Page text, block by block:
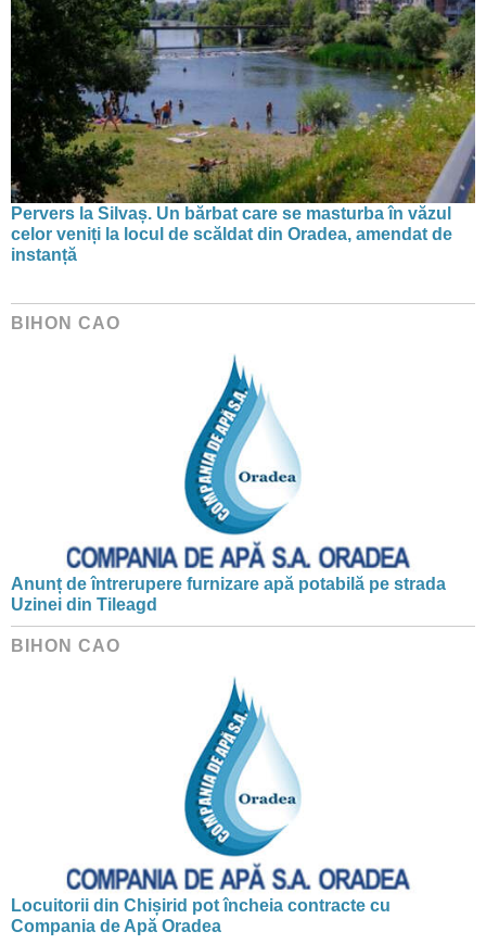
Pervers la Silvaș. Un bărbat care se masturba în văzul
celor veniți la locul de scăldat din Oradea, amendat de
instanță
BIHON CAO
Anunț de întrerupere furnizare apă potabilă pe strada
Uzinei din Tileagd
BIHON CAO
Locuitorii din Chișirid pot încheia contracte cu
Compania de Apă Oradea